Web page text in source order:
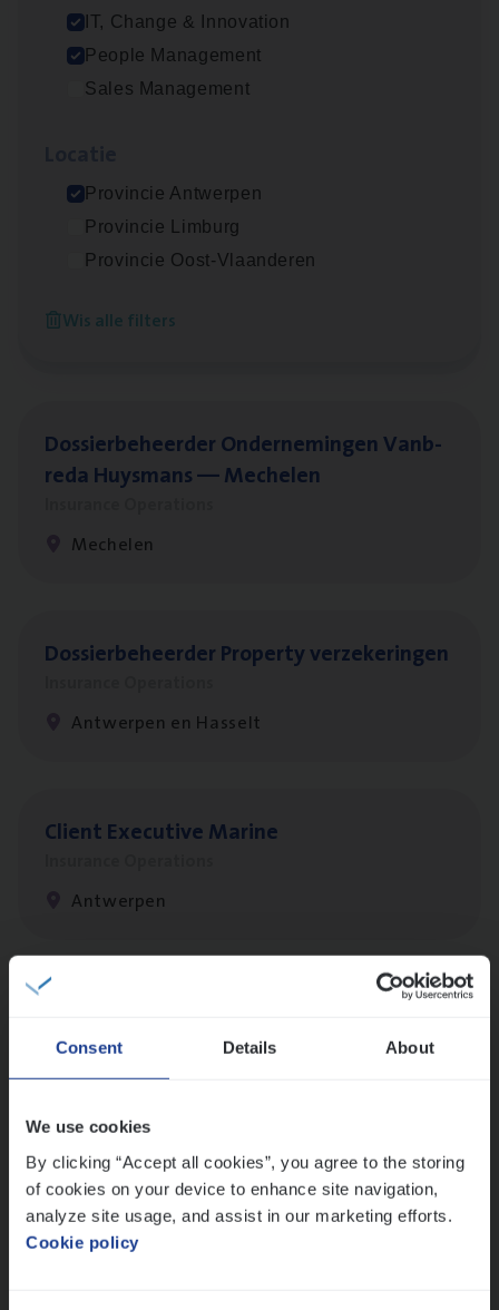
Consent Details About
We use cookies
By clicking “Accept all cookies”, you agree to the storing
of cookies on your device to enhance site navigation,
analyze site usage, and assist in our marketing efforts.
Cookie policy
IT, Change & Innovation
People Management
Sales Management
Provincie Antwerpen
Provincie Limburg
Provincie Oost-Vlaanderen
Wis alle filters
(Agi­le)IT Pro­ject Manager
Dos­sier­be­heer­der Gewaar­borgd Inkomen
Antwerpen
Dos­sier­be­heer­der Onder­ne­min­gen Van­b­
re­da Huys­mans — Mechelen
Mechelen
Dos­sier­be­heer­der Pro­per­ty verzekeringen
Antwerpen en Hasselt
Client Exe­cu­ti­ve Marine
Antwerpen
People Management, Sales Management
Antwerpen
Scha­de Expert Fleet
Claims Management
Antwerpen